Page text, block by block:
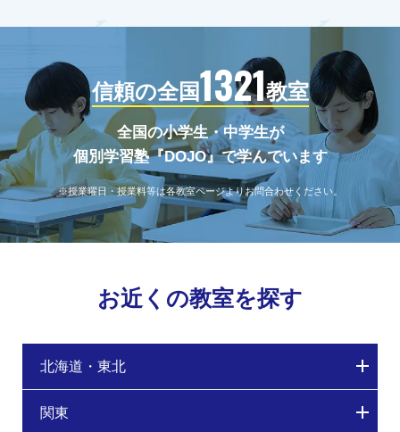
信頼の全国1321教室
全国の小学生・中学生が
個別学習塾『DOJO』で学んでいます
※授業曜日・授業料等は各教室ページよりお問合わせください。
お近くの教室を探す
北海道・東北
関東